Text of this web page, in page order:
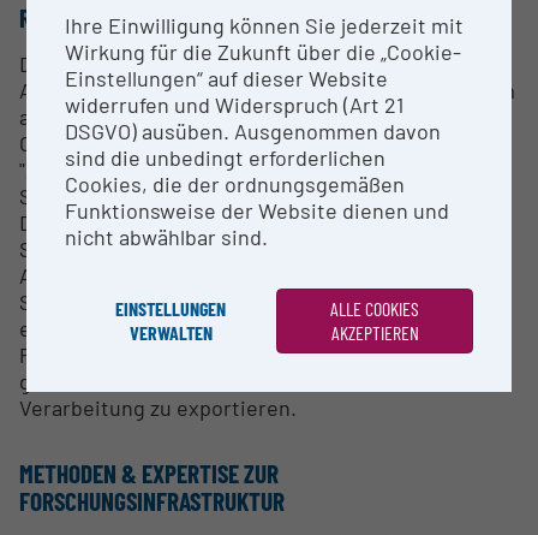
RESEARCH SERVICES
Die Anlage ist für die Behandlung nicht gefährlicher
Abfälle in einem Korngrößenbereich von 30-300 mm
ausgelegt. Am Beschleunigungsband erfolgt die
Charakterisierung durch "Mobile Sensorik" (siehe
"Zugeordnetes Equipment") mit Möglichkeit zur
Sortierung mittels einer pneumatischen
Düsenkammleiste (80 Düsen). Die durch die
Sensoren gewonnen Daten werden je nach
Anwendungsfall mit unterschiedlichen
Softwarelösungen verarbeitet. Je nach Sensor ist
es möglich, unterschiedliche Statistiken und
Parameter aufzuzeichnen, zusammenzufassen,
grafisch darzustellen, oder zur weiteren
Verarbeitung zu exportieren.
METHODEN & EXPERTISE ZUR
FORSCHUNGSINFRASTRUKTUR
Ihre Einwilligung können Sie jederzeit mit
Wirkung für die Zukunft über die „Cookie-
Einstellungen“ auf dieser Website
widerrufen und Widerspruch (Art 21
DSGVO) ausüben. Ausgenommen davon
sind die unbedingt erforderlichen
Cookies, die der ordnungsgemäßen
Funktionsweise der Website dienen und
nicht abwählbar sind.
EINSTELLUNGEN
VERWALTEN
ALLE COOKIES
AKZEPTIEREN